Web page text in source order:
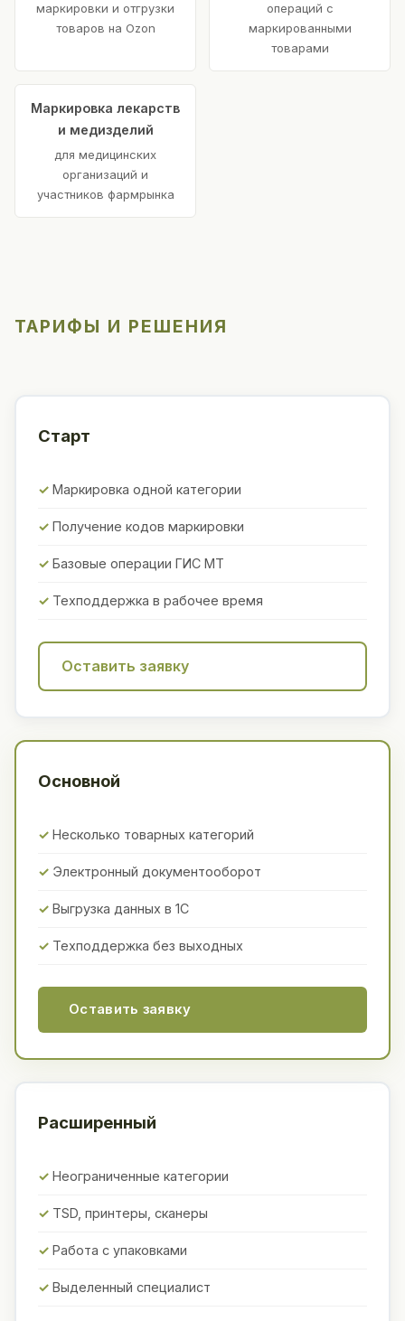
маркировки и отгрузки
товаров на Ozon
операций с
маркированными
товарами
Маркировка лекарств
и медизделий
для медицинских
организаций и
участников фармрынка
ТАРИФЫ И РЕШЕНИЯ
Старт
Маркировка одной категории
Получение кодов маркировки
Базовые операции ГИС МТ
Техподдержка в рабочее время
Оставить заявку
Основной
Несколько товарных категорий
Электронный документооборот
Выгрузка данных в 1С
Техподдержка без выходных
Оставить заявку
Расширенный
Неограниченные категории
TSD, принтеры, сканеры
Работа с упаковками
Выделенный специалист